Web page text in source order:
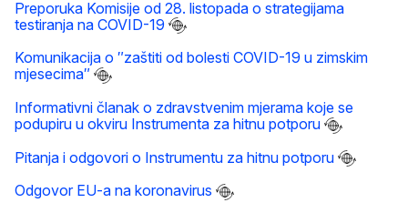
Preporuka Komisije od 28. listopada o strategijama
testiranja na COVID-19
Komunikacija o ″zaštiti od bolesti COVID-19 u zimskim
mjesecima″
Informativni članak o zdravstvenim mjerama koje se
podupiru u okviru Instrumenta za hitnu potporu
Pitanja i odgovori o Instrumentu za hitnu potporu
Odgovor EU-a na koronavirus